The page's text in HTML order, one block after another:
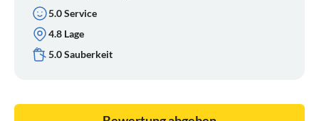
5.0 Service
4.8 Lage
5.0 Sauberkeit